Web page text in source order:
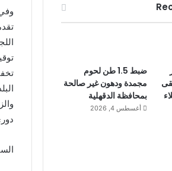
ضبط 1.5 طن لحوم
مجمدة ودهون غير صالحة
بمحافظة الدقهلية
أغسطس 4, 2026